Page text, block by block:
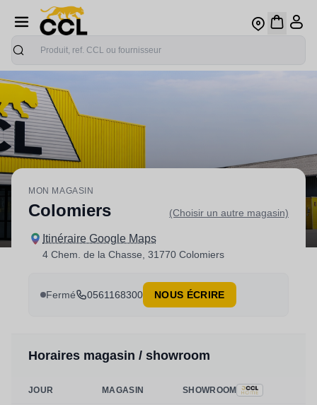
Recherche
MON MAGASIN
Colomiers (Choisir un autre magasin)
Itinéraire Google Maps
4 Chem. de la Chasse, 31770 Colomiers
Fermé 0561168300 NOUS ÉCRIRE
Horaires magasin / showroom
JOUR MAGASIN SHOWROOM